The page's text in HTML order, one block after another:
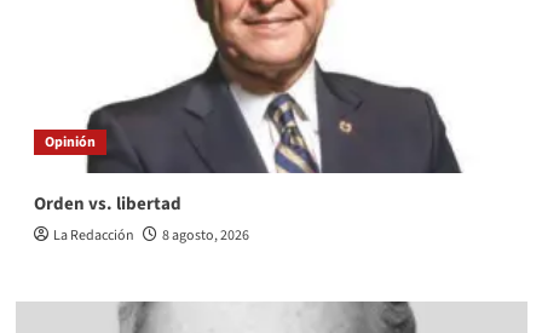
Opinión
Orden vs. libertad
La Redacción 8 agosto, 2026